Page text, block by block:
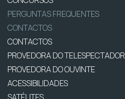
PERGUNTAS FREQUENTES
CONTACTOS
CONTACTOS
PROVEDORA DO TELESPECTADOR
PROVEDORA DO OUVINTE
ACESSIBILIDADES